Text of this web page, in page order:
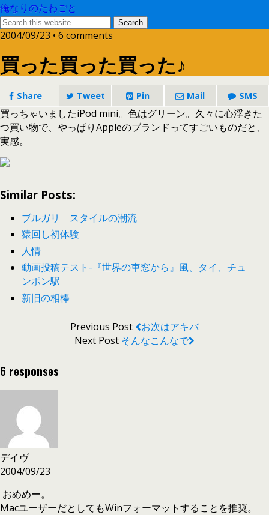
俺なりのたわごと
2004/09/23 • 6 comments
買った買った買った♪
Share Tweet Pin Mail SMS
買っちゃいましたiPod mini。色はグリーン。久々に心浮きた
つ買い物で、やっぱりAppleのブランドってすごいものだと、
実感。
Similar Posts:
ブルガリ スタイルの潮流
猿回し初体験
人情
動画投稿テスト-『世界の車窓から』風、タイ、チュ
ンポン駅
新旧の相棒
Previous Post
お次はアキバ
Next Post そんなこんなで
6 responses
デイヴ
2004/09/23
おめめー。
MacユーザーだとしてもWinフォーマットすることを推奨。